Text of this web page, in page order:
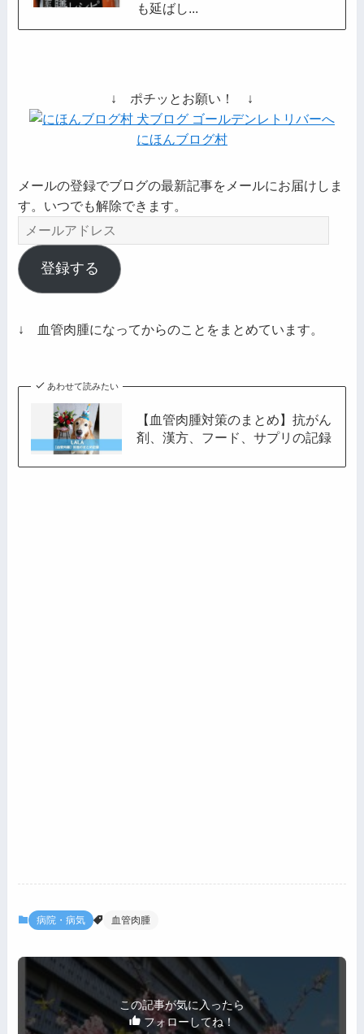
も延ばし...
↓ ポチッとお願い！ ↓
にほんブログ村
メールの登録でブログの最新記事をメールにお届けしま
す。いつでも解除できます。
メ
ー
ル
ア
レ
登録する
↓ 血管肉腫になってからのことをまとめています。
あわせて読みたい
【血管肉腫対策のまとめ】抗がん
剤、漢方、フード、サプリの記録
病院・病気 血管肉腫
この記事が気に入ったら
フォローしてね！